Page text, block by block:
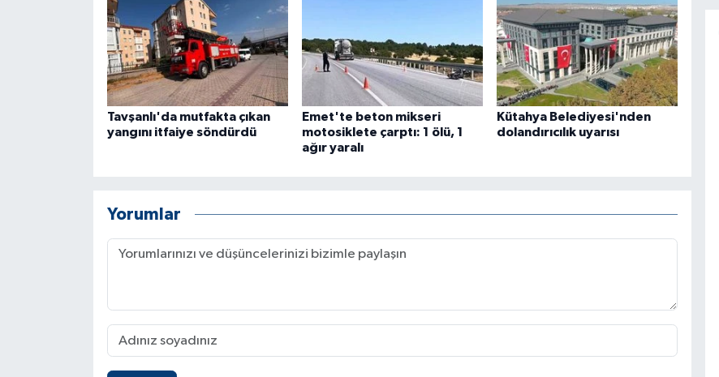
Tavşanlı'da mutfakta çıkan
yangını itfaiye söndürdü
Emet'te beton mikseri
motosiklete çarptı: 1 ölü, 1
ağır yaralı
Kütahya Belediyesi'nden
dolandırıcılık uyarısı
Yorumlar